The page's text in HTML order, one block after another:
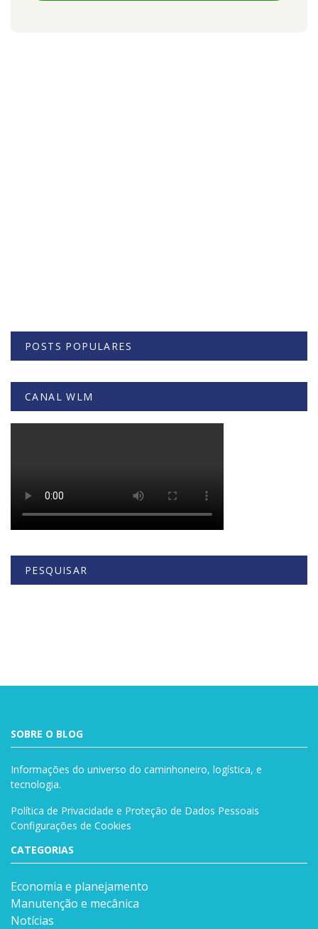
POSTS POPULARES
CANAL WLM
PESQUISAR
SOBRE O BLOG
Informações do universo do caminhoneiro, logística, e
tecnologia.
Política de Privacidade e Proteção de Dados Pessoais
Configurações de Cookies
CATEGORIAS
Economia e planejamento
Manutenção e mecânica
Notícias